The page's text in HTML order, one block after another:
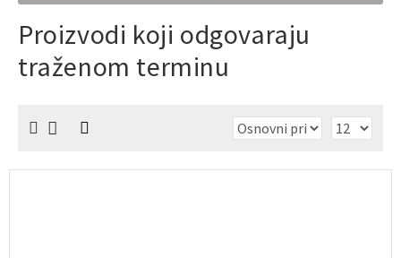
Proizvodi koji odgovaraju
traženom terminu